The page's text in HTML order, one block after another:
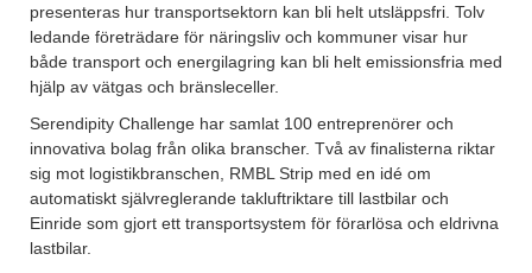
presenteras hur transportsektorn kan bli helt utsläppsfri. Tolv
ledande företrädare för näringsliv och kommuner visar hur
både transport och energilagring kan bli helt emissionsfria med
hjälp av vätgas och bränsleceller.
Serendipity Challenge har samlat 100 entreprenörer och
innovativa bolag från olika branscher. Två av finalisterna riktar
sig mot logistikbranschen, RMBL Strip med en idé om
automatiskt självreglerande takluftriktare till lastbilar och
Einride som gjort ett transportsystem för förarlösa och eldrivna
lastbilar.